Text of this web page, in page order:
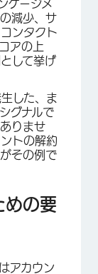
ゲージメ
減少、サ
ンタクト
アの上
して挙げ
した、ま
グナルで
りませ
トの解約
その例で
めの要
アカウン